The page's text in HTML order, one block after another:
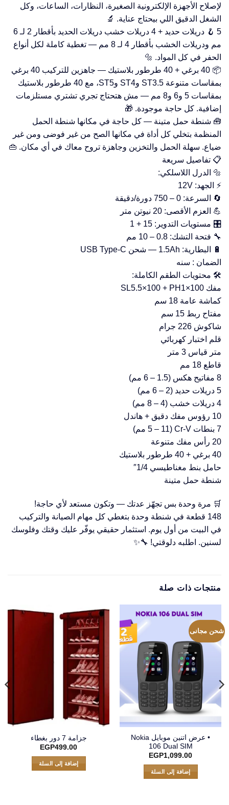
لإصلاح الأجهزة الإلكترونية الصغيرة، النظارات، الساعات، وكل
الشغل الدقيق اللي بيحتاج عناية. 🔬
🪝 5 دريلات حديد + 4 دريلات خشب دريلات الحديد بأقطار 2 لـ 6
مم ودريلات الخشب بأقطار 4 لـ 8 مم — تغطية كاملة لكل أنواع
الحفر في كل المواد. 🔩
📦 40 برغي + 40 طرطور بلاستيك — جاهزين للتركيب 40 برغي
بمقاسات متنوعة ST3.5 وST4 وST5، مع 40 طرطور بلاستيك
بمقاسات 5 و6 و8 مم — مش هتحتاج تجري تشتري مستلزمات
إضافية. كل حاجة موجودة. 🎁
🧰 شنطة حمل متينة — كل حاجة في مكانها شنطة الحمل
المنظمة بتخلي كل أداة في مكانها الصح من غير فوضى ومن غير
ضياع. سهلة الحمل والتخزين وجاهزة تروح معاك في أي مكان. 👜
📋 تفاصيل سريعة
🔩 الدرل اللاسلكي:
⚡ الجهد: 12V
🔄 السرعة: 0 – 750 دورة/دقيقة
💪 العزم الأقصى: 20 نيوتن متر
🎛️ مستويات التدوير: 15 + 1
🔧 فتحة التشك: 0.8 – 10 مم
🔋 البطارية: 1.5Ah — شحن USB Type-C
الضمان : سنه
🛠️ محتويات الطقم الكاملة:
مفك SL5.5×100 + PH1×100
كماشة عامة 18 سم
مفتاح ربط 15 سم
شاكوش 226 جرام
قلم اختبار كهربائي
متر قياس 3 متر
قاطع 18 مم
8 مفاتيح هكس (1.5 – 6 مم)
5 دريلات حديد (2 – 6 مم)
4 دريلات خشب (4 – 8 مم)
10 رؤوس مفك دقيق + هاندل
7 بنطات Cr-V (5 – 11 مم)
20 رأس مفك متنوعة
40 برغي + 40 طرطور بلاستيك
حامل بنط مغناطيسي 1/4″
شنطة حمل متينة
🛒 مرة وحدة بس تجهّز عدتك — وتكون مستعد لأي حاجة!
148 قطعة في شنطة وحدة بتغطي كل مهام الصيانة والتركيب
في البيت من أول يوم. استثمار حقيقي يوفّر عليك وقتك وفلوسك
لسنين. اطلبه دلوقتي! 🔧✨
منتجات ذات صلة
شحن مجانى
• عرض اتنين موبايل Nokia
106 Dual SIM
EGP1,099.00
إضافة إلى السلة
جزامة 7 دور بغطاء
EGP499.00
إضافة إلى السلة